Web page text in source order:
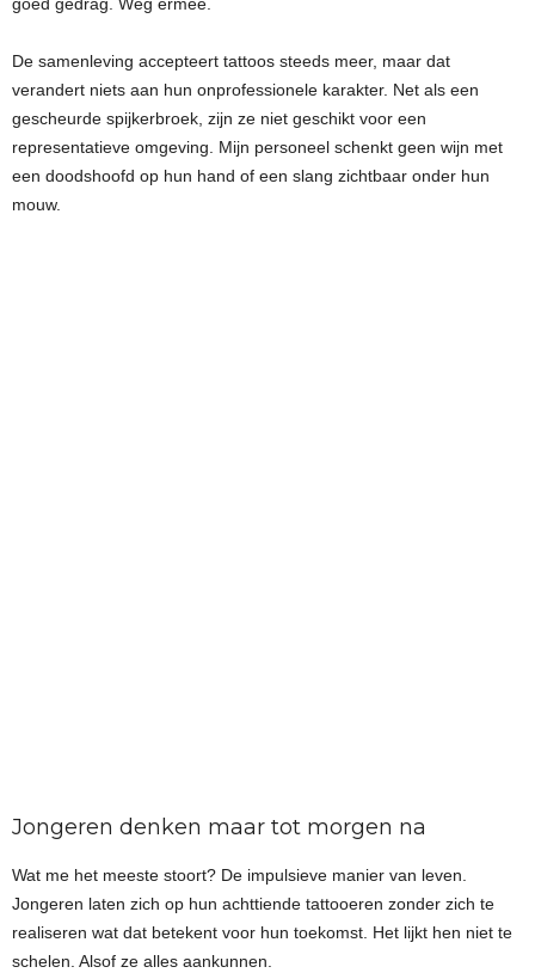
goed gedrag. Weg ermee.
De samenleving accepteert tattoos steeds meer, maar dat
verandert niets aan hun onprofessionele karakter. Net als een
gescheurde spijkerbroek, zijn ze niet geschikt voor een
representatieve omgeving. Mijn personeel schenkt geen wijn met
een doodshoofd op hun hand of een slang zichtbaar onder hun
mouw.
Jongeren denken maar tot morgen na
Wat me het meeste stoort? De impulsieve manier van leven.
Jongeren laten zich op hun achttiende tattooeren zonder zich te
realiseren wat dat betekent voor hun toekomst. Het lijkt hen niet te
schelen. Alsof ze alles aankunnen.